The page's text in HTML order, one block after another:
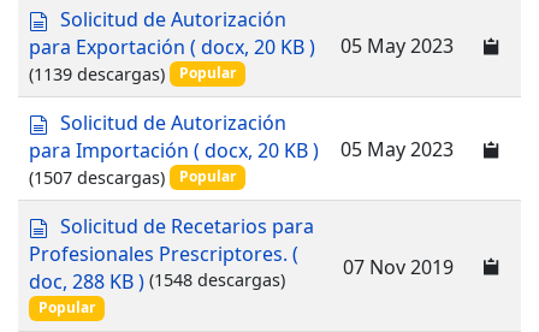
n
t
o
d
o
c
u
m
e
n
t
o
Solicitud de Autorización
para Exportación ( docx, 20 KB )
(1139 descargas) Popular
05 May 2023
d
o
c
u
m
e
n
t
o
Solicitud de Autorización
para Importación ( docx, 20 KB )
(1507 descargas) Popular
05 May 2023
d
o
c
u
m
Solicitud de Recetarios para
Profesionales Prescriptores. (
doc, 288 KB ) (1548 descargas)
Popular
07 Nov 2019